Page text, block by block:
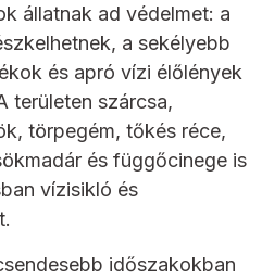
állatnak ad védelmet: a
a sekélyebb
és apró vízi élőlények
területen szárcsa,
törpegém, tőkés réce,
és függőcinege is
vízisikló és
időszakokban